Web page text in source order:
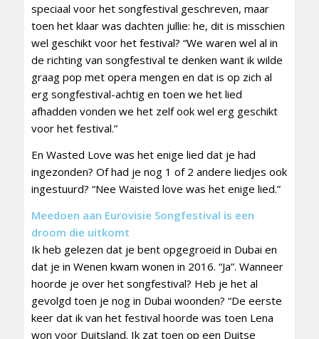
speciaal voor het songfestival geschreven, maar
toen het klaar was dachten jullie: he, dit is misschien
wel geschikt voor het festival? “We waren wel al in
de richting van songfestival te denken want ik wilde
graag pop met opera mengen en dat is op zich al
erg songfestival-achtig en toen we het lied
afhadden vonden we het zelf ook wel erg geschikt
voor het festival.”
En Wasted Love was het enige lied dat je had
ingezonden? Of had je nog 1 of 2 andere liedjes ook
ingestuurd? “Nee Waisted love was het enige lied.”
Meedoen aan Eurovisie Songfestival is een
droom die uitkomt
Ik heb gelezen dat je bent opgegroeid in Dubai en
dat je in Wenen kwam wonen in 2016. “Ja”. Wanneer
hoorde je over het songfestival? Heb je het al
gevolgd toen je nog in Dubai woonden? “De eerste
keer dat ik van het festival hoorde was toen Lena
won voor Duitsland. Ik zat toen op een Duitse